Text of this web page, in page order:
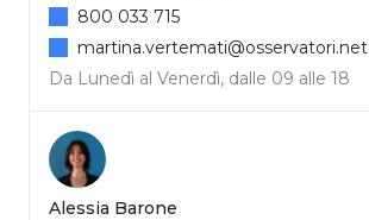
Da Lunedì al Venerdì, dalle 09 alle 18
800 033 715
martina.vertemati@osservatori.net
Alessia Barone